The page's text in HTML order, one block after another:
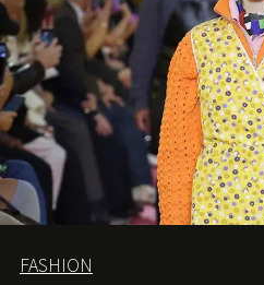
FASHION